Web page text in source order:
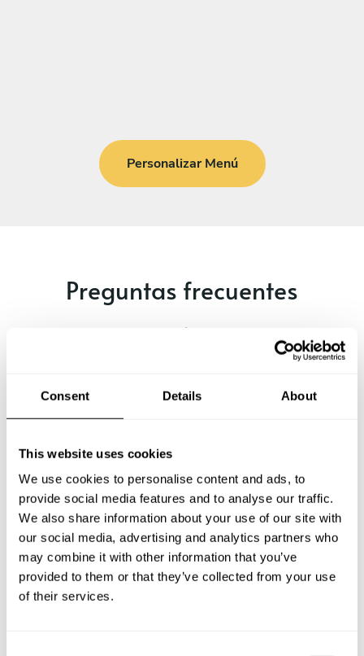
Consent Details About
This website uses cookies
We use cookies to personalise content and ads, to
provide social media features and to analyse our traffic.
We also share information about your use of our site with
our social media, advertising and analytics partners who
may combine it with other information that you’ve
provided to them or that they’ve collected from your use
of their services.
Personalizar Menú
Preguntas frecuentes
Estas son las preguntas más frecuentes sobre Chef a
¿Cuánto cuesta un Chef a Domicilio en Tunja?
¿Cómo puedo reservar un Chef a Domicilio en Tunja?
¿Cómo puedo encontrar un Chef a Domicilio en Tunja?